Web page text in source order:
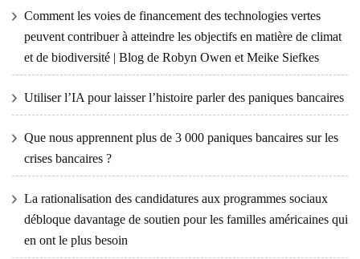
Comment les voies de financement des technologies vertes
peuvent contribuer à atteindre les objectifs en matière de climat
et de biodiversité | Blog de Robyn Owen et Meike Siefkes
Utiliser l’IA pour laisser l’histoire parler des paniques bancaires
Que nous apprennent plus de 3 000 paniques bancaires sur les
crises bancaires ?
La rationalisation des candidatures aux programmes sociaux
débloque davantage de soutien pour les familles américaines qui
en ont le plus besoin